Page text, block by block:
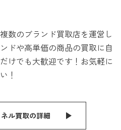
数のブランド買取店を運営し
ドや高単価の商品の買取に自
けでも大歓迎です！お気軽に
！
ル買取の詳細